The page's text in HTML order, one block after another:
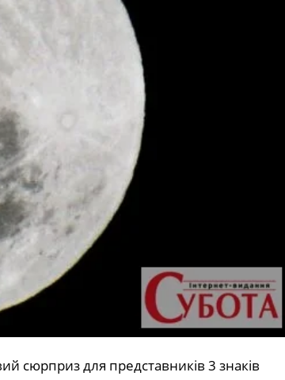
сюрприз для представників 3 знаків